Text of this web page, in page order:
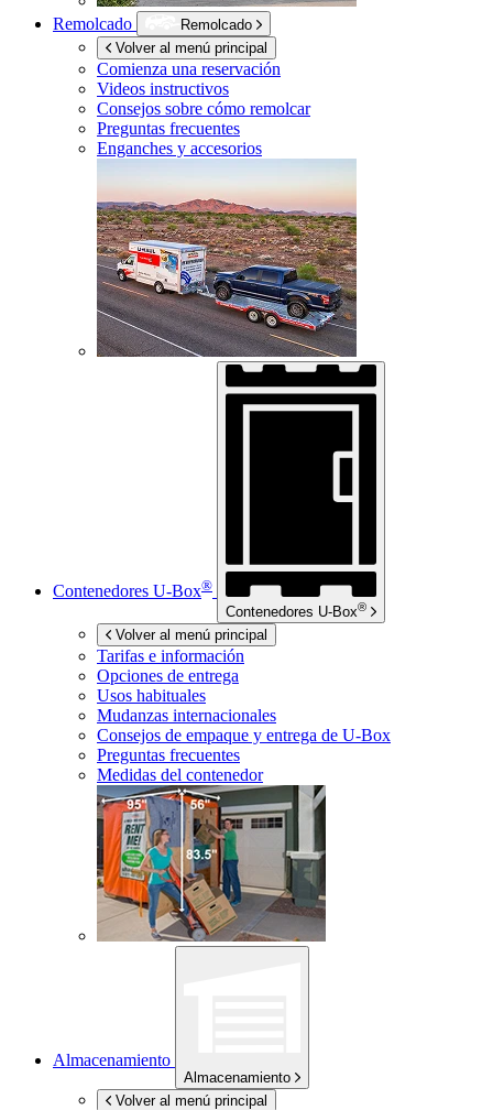
Remolcado
Remolcado
Volver al menú principal
Comienza una reservación
Videos instructivos
Consejos sobre cómo remolcar
Preguntas frecuentes
Enganches y accesorios
Contenedores U-Box®
Contenedores U-Box®
Volver al menú principal
Tarifas e información
Opciones de entrega
Usos habituales
Mudanzas internacionales
Consejos de empaque y entrega de U-Box
Preguntas frecuentes
Medidas del contenedor
Almacenamiento
Almacenamiento
Volver al menú principal